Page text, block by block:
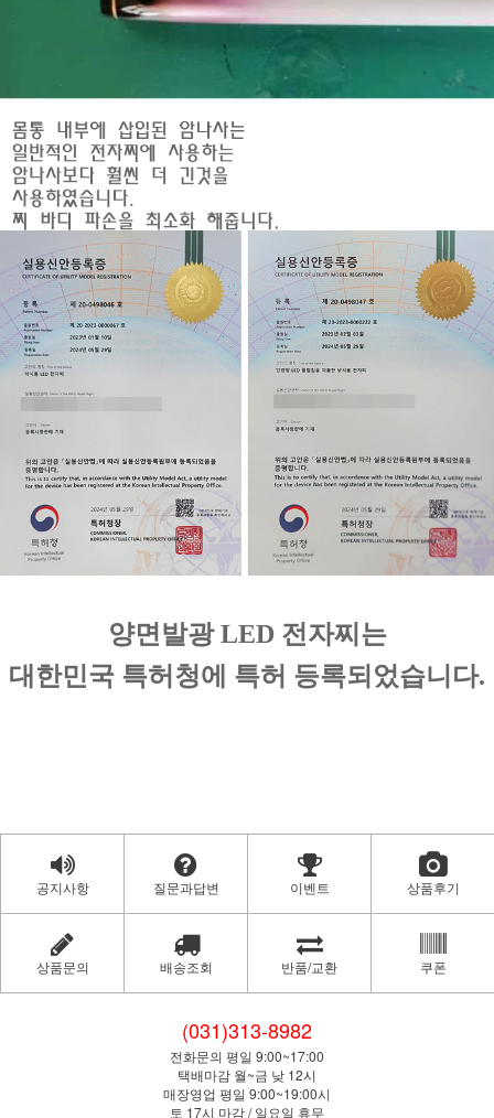
양면발광 LED 전자찌는
대한민국 특허청에 특허 등록되었습니다.
공지사항 질문과답변 이벤트 상품후기
상품문의 배송조회 반품/교환 쿠폰
(031)313-8982
전화문의 평일 9:00~17:00
택배마감 월~금 낮 12시
매장영업 평일 9:00~19:00시
토 17시 마감 / 일요일 휴무